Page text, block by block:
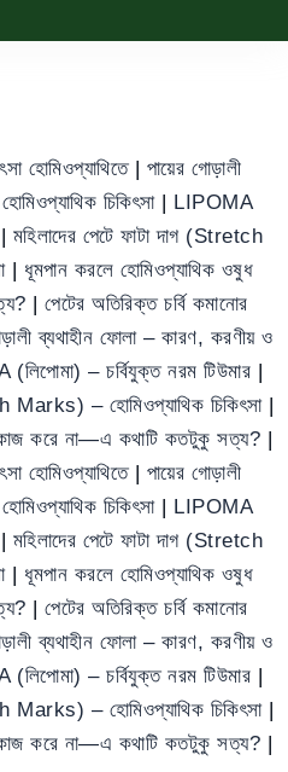
হোমিওপ্যাথিতে | পায়ের গোড়ালী
চিকিৎসা | LIPOMA
| মহিলাদের পেটে ফাটা দাগ (Stretch
| ধূমপান করলে হোমিওপ্যাথিক ওষুধ
| পেটের অতিরিক্ত চর্বি কমানোর
ব্যথাহীন ফোলা – কারণ, করণীয় ও
– চর্বিযুক্ত নরম টিউমার |
Marks) – হোমিওপ্যাথিক চিকিৎসা |
করে না—এ কথাটি কতটুকু সত্য? |
হোমিওপ্যাথিতে | পায়ের গোড়ালী
চিকিৎসা | LIPOMA
| মহিলাদের পেটে ফাটা দাগ (Stretch
| ধূমপান করলে হোমিওপ্যাথিক ওষুধ
| পেটের অতিরিক্ত চর্বি কমানোর
ব্যথাহীন ফোলা – কারণ, করণীয় ও
– চর্বিযুক্ত নরম টিউমার |
Marks) – হোমিওপ্যাথিক চিকিৎসা |
করে না—এ কথাটি কতটুকু সত্য? |